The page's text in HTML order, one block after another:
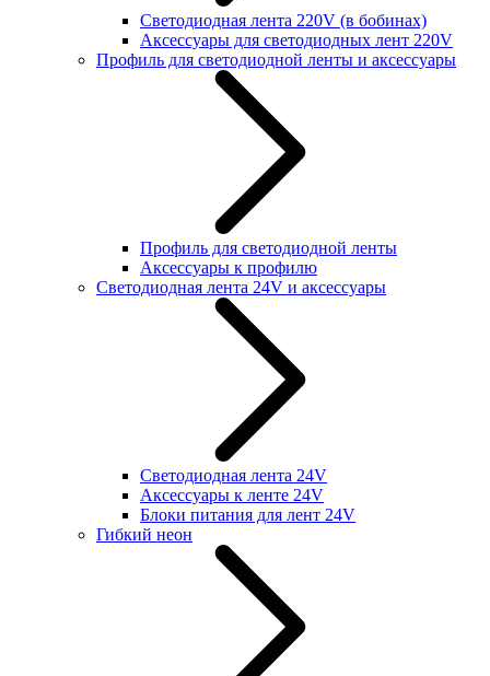
Светодиодная лента 220V (в бобинах)
Аксессуары для светодиодных лент 220V
Профиль для светодиодной ленты и аксессуары
Профиль для светодиодной ленты
Аксессуары к профилю
Светодиодная лента 24V и аксессуары
Светодиодная лента 24V
Аксессуары к ленте 24V
Блоки питания для лент 24V
Гибкий неон